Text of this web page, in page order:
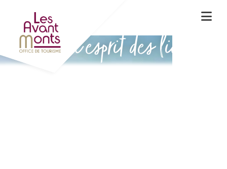
Vivez l'esprit des lieux